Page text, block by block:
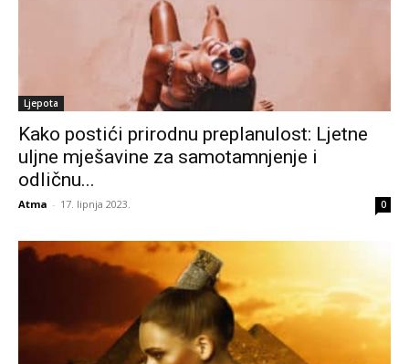
Ljepota
Kako postići prirodnu preplanulost: Ljetne
uljne mješavine za samotamnjenje i
odličnu...
Atma - 17. lipnja 2023. 0